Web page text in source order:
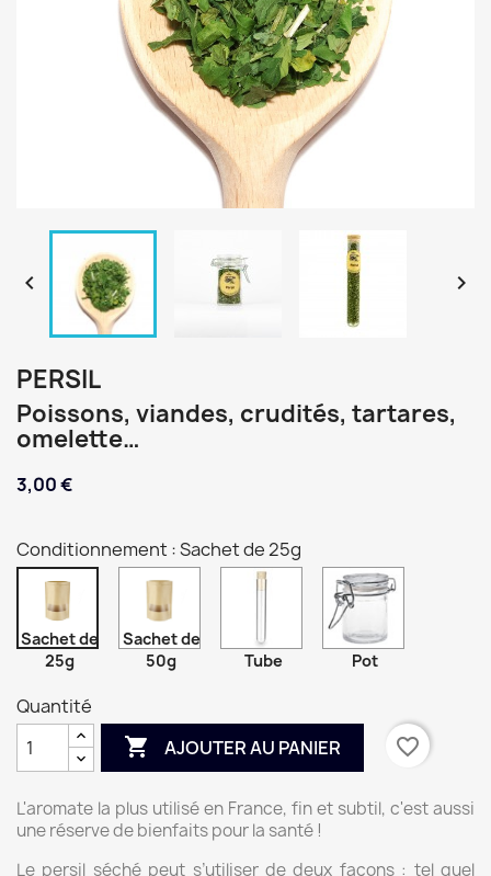
 
PERSIL
Poissons, viandes, crudités, tartares,
omelette…
3,00 €
Conditionnement : Sachet de 25g
Sachet de
25g
Sachet de
50g
Tube Pot
Quantité
 AJOUTER AU PANIER favorite_border
L'aromate la plus utilisé en France, fin et subtil, c'est aussi
une réserve de bienfaits pour la santé !
Le persil séché peut s’utiliser de deux façons : tel quel